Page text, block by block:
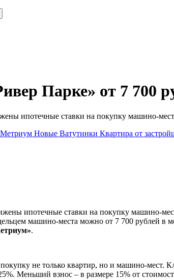
Парке» от 7 700
ипотечные ставки на покупку машино-
Метриум Новые Ватутинки Квартира от
ипотечные ставки на покупку машино-
машино-места можно от 7 700 рублей в
.
не только квартир, но и машино-мест.
Меньший взнос – в размере 15% от